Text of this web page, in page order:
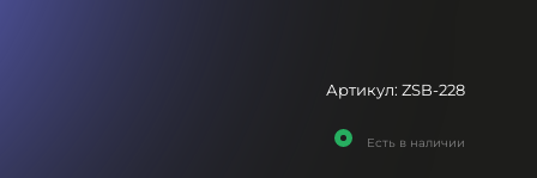
Артикул: ZSB-228
Есть в наличии